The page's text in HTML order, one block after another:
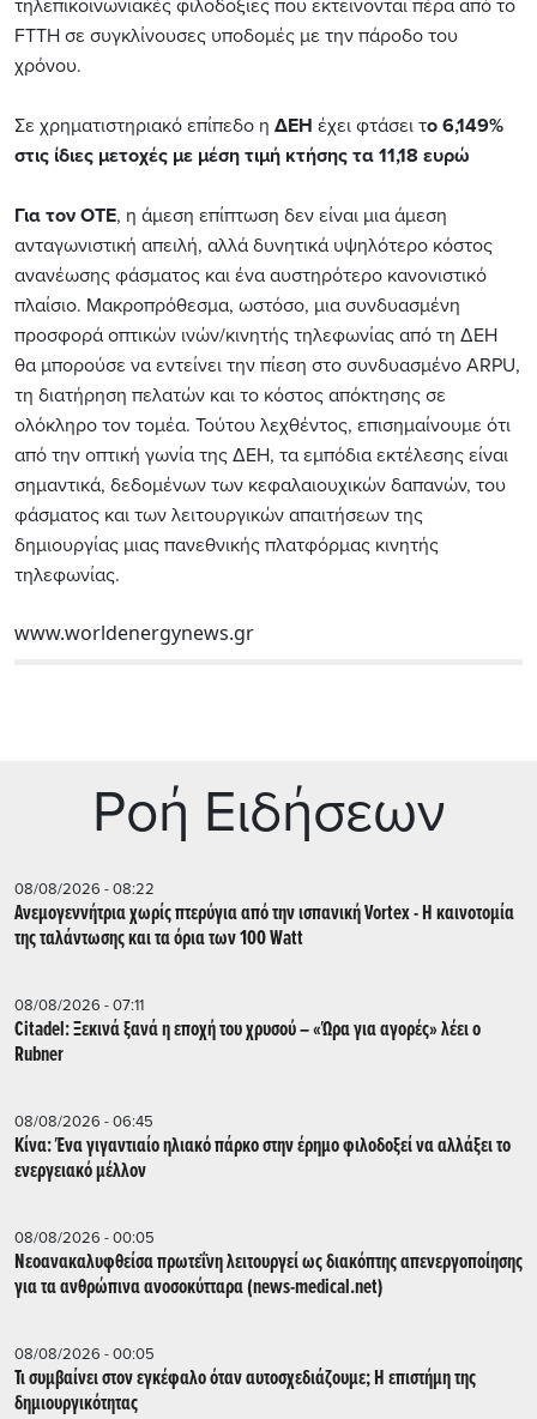
τηλεπικοινωνιακές φιλοδοξίες που εκτείνονται πέρα ​​από το
FTTH σε συγκλίνουσες υποδομές με την πάροδο του
χρόνου.
Σε χρηματιστηριακό επίπεδο η ΔΕΗ έχει φτάσει το 6,149%
στις ίδιες μετοχές με μέση τιμή κτήσης τα 11,18 ευρώ
Για τον ΟΤΕ, η άμεση επίπτωση δεν είναι μια άμεση
ανταγωνιστική απειλή, αλλά δυνητικά υψηλότερο κόστος
ανανέωσης φάσματος και ένα αυστηρότερο κανονιστικό
πλαίσιο. Μακροπρόθεσμα, ωστόσο, μια συνδυασμένη
προσφορά οπτικών ινών/κινητής τηλεφωνίας από τη ΔΕΗ
θα μπορούσε να εντείνει την πίεση στο συνδυασμένο ARPU,
τη διατήρηση πελατών και το κόστος απόκτησης σε
ολόκληρο τον τομέα. Τούτου λεχθέντος, επισημαίνουμε ότι
από την οπτική γωνία της ΔΕΗ, τα εμπόδια εκτέλεσης είναι
σημαντικά, δεδομένων των κεφαλαιουχικών δαπανών, του
φάσματος και των λειτουργικών απαιτήσεων της
δημιουργίας μιας πανεθνικής πλατφόρμας κινητής
τηλεφωνίας.
www.worldenergynews.gr
Ρoή Ειδήσεων
08/08/2026 - 08:22
Ανεμογεννήτρια χωρίς πτερύγια από την ισπανική Vortex - Η καινοτομία
της ταλάντωσης και τα όρια των 100 Watt
08/08/2026 - 07:11
Citadel: Ξεκινά ξανά η εποχή του χρυσού – «Ώρα για αγορές» λέει ο
Rubner
08/08/2026 - 06:45
Κίνα: Ένα γιγαντιαίο ηλιακό πάρκο στην έρημο φιλοδοξεί να αλλάξει το
ενεργειακό μέλλον
08/08/2026 - 00:05
Νεοανακαλυφθείσα πρωτεΐνη λειτουργεί ως διακόπτης απενεργοποίησης
για τα ανθρώπινα ανοσοκύτταρα (news-medical.net)
08/08/2026 - 00:05
Τι συμβαίνει στον εγκέφαλο όταν αυτοσχεδιάζουμε; Η επιστήμη της
δημιουργικότητας